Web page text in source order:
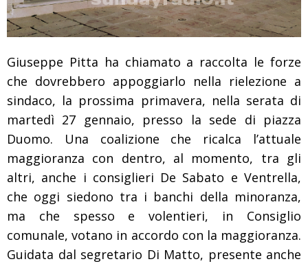
Giuseppe Pitta ha chiamato a raccolta le forze
che dovrebbero appoggiarlo nella rielezione a
sindaco, la prossima primavera, nella serata di
martedì 27 gennaio, presso la sede di piazza
Duomo. Una coalizione che ricalca l’attuale
maggioranza con dentro, al momento, tra gli
altri, anche i consiglieri De Sabato e Ventrella,
che oggi siedono tra i banchi della minoranza,
ma che spesso e volentieri, in Consiglio
comunale, votano in accordo con la maggioranza.
Guidata dal segretario Di Matto, presente anche